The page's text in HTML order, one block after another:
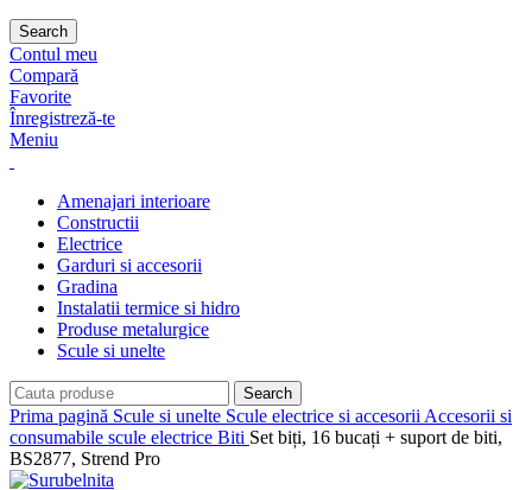
Search
Contul meu
Compară
Favorite
Înregistreză-te
Meniu
Amenajari interioare
Constructii
Electrice
Garduri si accesorii
Gradina
Instalatii termice si hidro
Produse metalurgice
Scule si unelte
Search
Prima pagină Scule si unelte Scule electrice si accesorii Accesorii si
consumabile scule electrice Biti Set biți, 16 bucați + suport de biti,
BS2877, Strend Pro